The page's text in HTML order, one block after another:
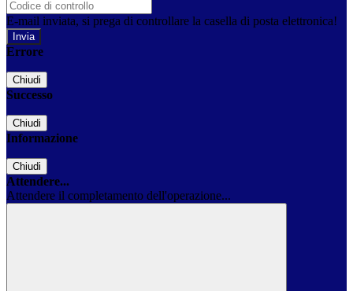
E-mail inviata, si prega di controllare la casella di posta elettronica!
Errore
Chiudi
Successo
Chiudi
Informazione
Chiudi
Attendere...
Attendere il completamento dell'operazione...